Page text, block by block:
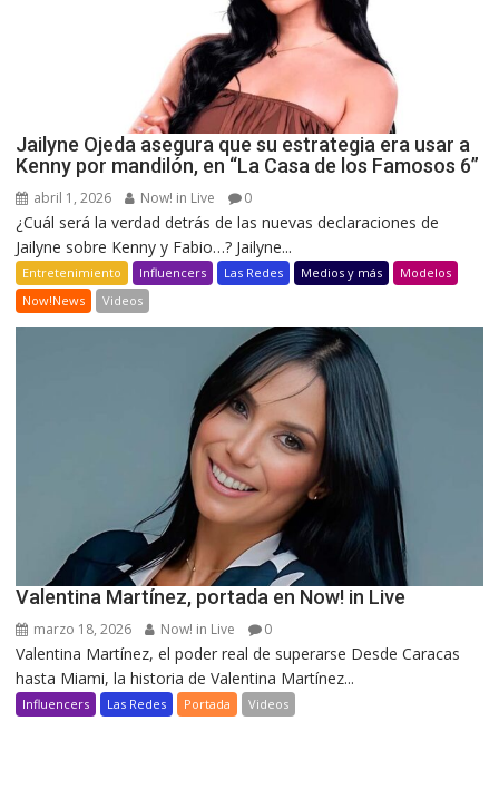
Jailyne Ojeda asegura que su estrategia era usar a
Kenny por mandilón, en “La Casa de los Famosos 6”
abril 1, 2026 Now! in Live 0
¿Cuál será la verdad detrás de las nuevas declaraciones de
Jailyne sobre Kenny y Fabio…? Jailyne...
Entretenimiento Influencers Las Redes Medios y más
Modelos
Now!News
Videos
Valentina Martínez, portada en Now! in Live
marzo 18, 2026 Now! in Live 0
Valentina Martínez, el poder real de superarse Desde Caracas
hasta Miami, la historia de Valentina Martínez...
Influencers Las Redes Portada Videos